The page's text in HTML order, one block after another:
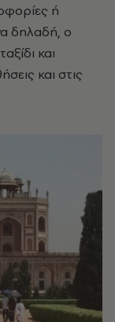
ή
δηλαδή, ο
και
και στις